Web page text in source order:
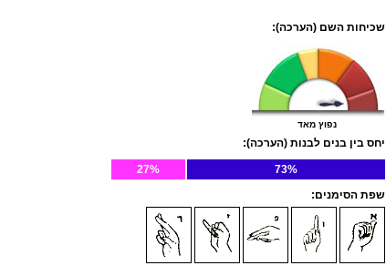
שכיחות השם (הערכה):
נפוץ מאד
יחס בין בנים לבנות (הערכה):
73%
27%
שפת הסימנים: